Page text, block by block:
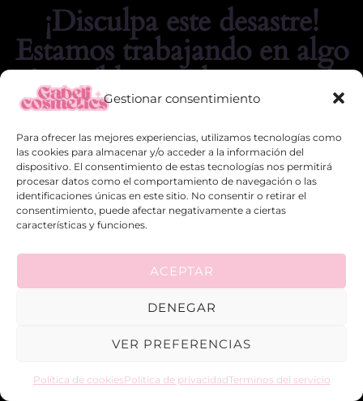
Gestionar consentimiento
Para ofrecer las mejores experiencias, utilizamos tecnologías como
las cookies para almacenar y/o acceder a la información del
dispositivo. El consentimiento de estas tecnologías nos permitirá
procesar datos como el comportamiento de navegación o las
identificaciones únicas en este sitio. No consentir o retirar el
consentimiento, puede afectar negativamente a ciertas
características y funciones.
ACEPTAR
DENEGAR
VER PREFERENCIAS
Política de cookiesPolitica de privacidad Terminos del servicio
¡Disculpa este desastre!
Estamos trabajando en algo
increíble, ¡vuelve pronto!